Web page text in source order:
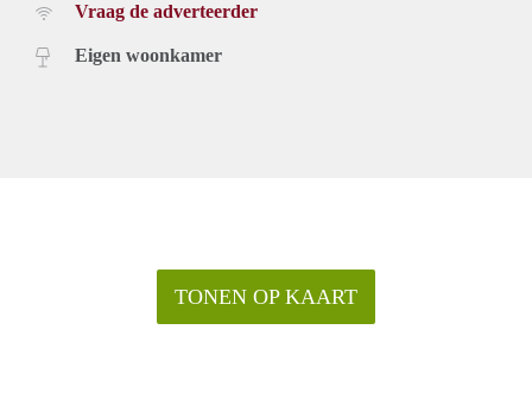
Vraag de adverteerder
Eigen woonkamer
TONEN OP KAART